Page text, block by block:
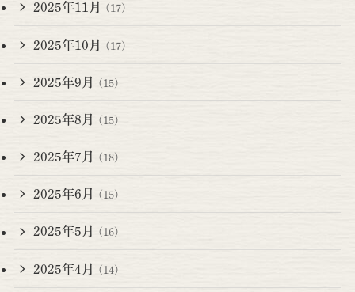
2025年11月 (17)
2025年10月 (17)
2025年9月 (15)
2025年8月 (15)
2025年7月 (18)
2025年6月 (15)
2025年5月 (16)
2025年4月 (14)